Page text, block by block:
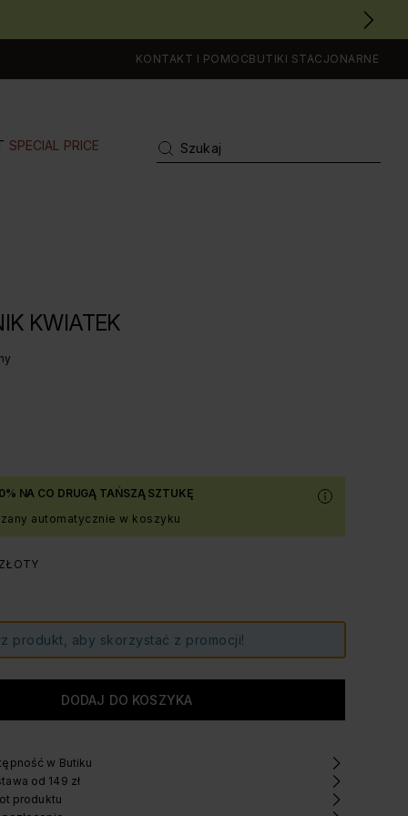
KONTAKT I POMOCBUTIKI STACJONARNE
SPECIAL PRICE
KWIATEK
OCENA: 5 Z 5, LICZBA OPINII: 3
NA CO DRUGĄ TAŃSZĄ SZTUKĘ
automatycznie w koszyku
produkt, aby skorzystać z promocji!
w Butiku
od 149 zł
produktu